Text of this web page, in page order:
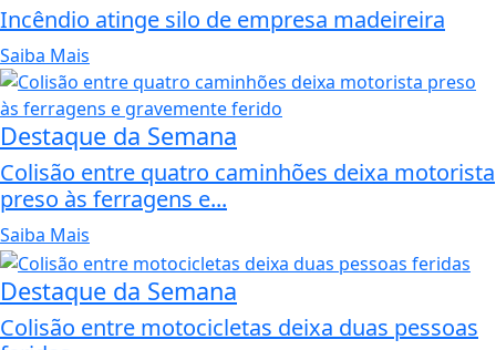
Incêndio atinge silo de empresa madeireira
Saiba Mais
Destaque da Semana
Colisão entre quatro caminhões deixa motorista
preso às ferragens e...
Saiba Mais
Destaque da Semana
Colisão entre motocicletas deixa duas pessoas